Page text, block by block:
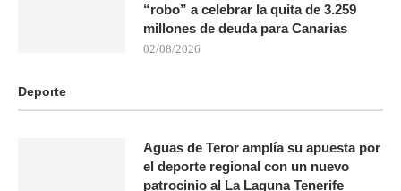
“robo” a celebrar la quita de 3.259
millones de deuda para Canarias
02/08/2026
Deporte
Aguas de Teror amplía su apuesta por
el deporte regional con un nuevo
patrocinio al La Laguna Tenerife